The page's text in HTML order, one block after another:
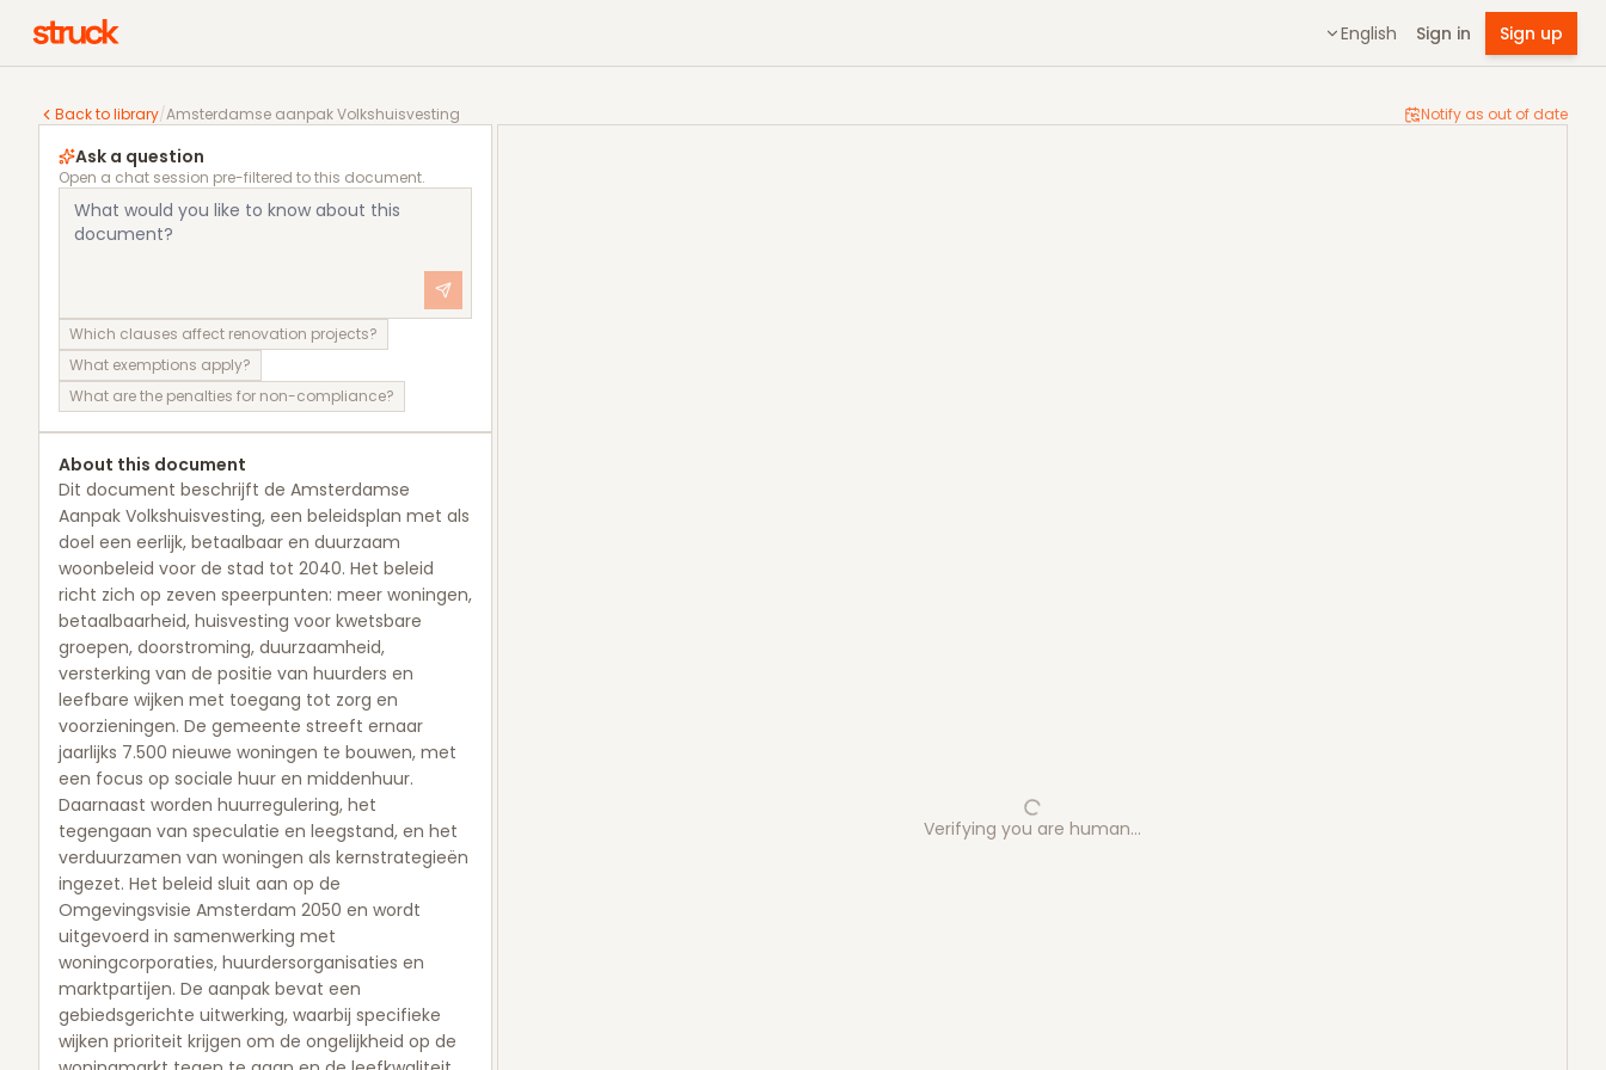
English Sign in Sign up
Back to library/Amsterdamse aanpak Volkshuisvesting Notify as out of date
Amsterdamse aanpak Volkshuisvesting
Ask a question
Open a chat session pre-filtered to this document.
Which clauses affect renovation projects?
What exemptions apply?
What are the penalties for non-compliance?
About this document
Dit document beschrijft de Amsterdamse
Aanpak Volkshuisvesting, een beleidsplan met als
doel een eerlijk, betaalbaar en duurzaam
woonbeleid voor de stad tot 2040. Het beleid
richt zich op zeven speerpunten: meer woningen,
betaalbaarheid, huisvesting voor kwetsbare
groepen, doorstroming, duurzaamheid,
versterking van de positie van huurders en
leefbare wijken met toegang tot zorg en
voorzieningen. De gemeente streeft ernaar
jaarlijks 7.500 nieuwe woningen te bouwen, met
een focus op sociale huur en middenhuur.
Daarnaast worden huurregulering, het
tegengaan van speculatie en leegstand, en het
verduurzamen van woningen als kernstrategieën
ingezet. Het beleid sluit aan op de
Omgevingsvisie Amsterdam 2050 en wordt
uitgevoerd in samenwerking met
woningcorporaties, huurdersorganisaties en
marktpartijen. De aanpak bevat een
gebiedsgerichte uitwerking, waarbij specifieke
wijken prioriteit krijgen om de ongelijkheid op de
Verifying you are human…